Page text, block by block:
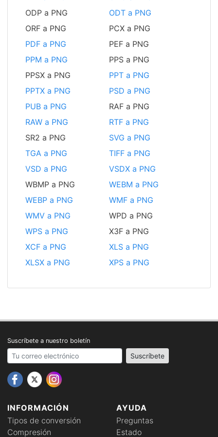
ODP a PNG
ODT a PNG
ORF a PNG
PCX a PNG
PDF a PNG
PEF a PNG
PPM a PNG
PPS a PNG
PPSX a PNG
PPT a PNG
PPTX a PNG
PSD a PNG
PUB a PNG
RAF a PNG
RAW a PNG
RTF a PNG
SR2 a PNG
SVG a PNG
TGA a PNG
TIFF a PNG
VSD a PNG
VSDX a PNG
WBMP a PNG
WEBM a PNG
WEBP a PNG
WMF a PNG
WMV a PNG
WPD a PNG
WPS a PNG
X3F a PNG
XCF a PNG
XLS a PNG
XLSX a PNG
XPS a PNG
INFORMACIÓN
Tipos de conversión
Compresión
AYUDA
Preguntas
Estado
Suscríbete a nuestro boletín
Your email address Suscríbete